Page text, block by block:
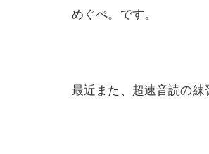
めぐぺ。です。
最近また、超速音読の練